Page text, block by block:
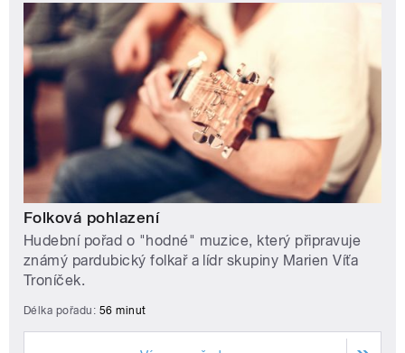
Folková pohlazení
Hudební pořad o "hodné" muzice, který připravuje
známý pardubický folkař a lídr skupiny Marien Víťa
Troníček.
Délka pořadu: 56 minut